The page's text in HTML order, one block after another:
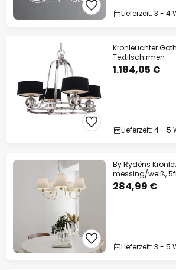
Lieferzeit: 3 - 4
Kronleuchter
Textilschirmen
1.184,05 €
Lieferzeit: 4 - 5
By Rydéns
messing/weiß,
284,99 €
Lieferzeit: 3 - 5